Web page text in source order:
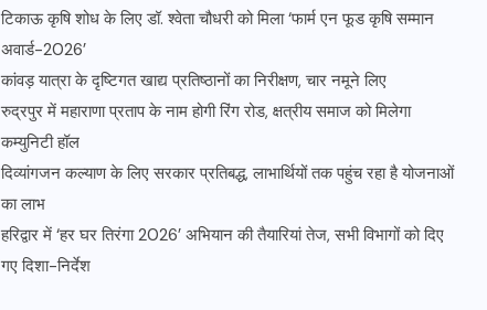
टिकाऊ कृषि शोध के लिए डॉ. श्वेता चौधरी को मिला ‘फार्म एन फूड कृषि सम्मान
अवार्ड-2026’
कांवड़ यात्रा के दृष्टिगत खाद्य प्रतिष्ठानों का निरीक्षण, चार नमूने लिए
रुद्रपुर में महाराणा प्रताप के नाम होगी रिंग रोड, क्षत्रीय समाज को मिलेगा
कम्युनिटी हॉल
दिव्यांगजन कल्याण के लिए सरकार प्रतिबद्ध, लाभार्थियों तक पहुंच रहा है योजनाओं
का लाभ
हरिद्वार में ‘हर घर तिरंगा 2026’ अभियान की तैयारियां तेज, सभी विभागों को दिए
गए दिशा-निर्देश